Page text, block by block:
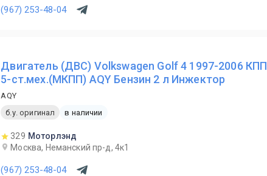
(967) 253-48-04
Двигатель (ДВС) Volkswagen Golf 4 1997-2006 КПП
5-ст.мех.(МКПП) AQY Бензин 2 л Инжектор
AQY
б.у. оригинал
в наличии
329 Моторлэнд
Москва, Неманский пр-д, 4к1
(967) 253-48-04